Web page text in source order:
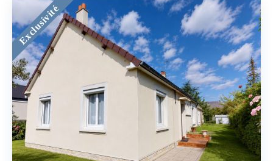
Exclusivité